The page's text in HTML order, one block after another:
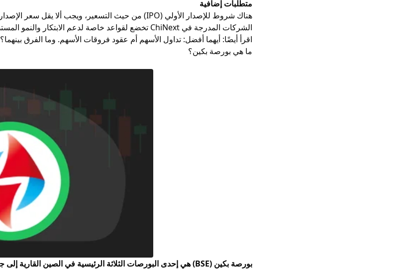
متطلبات إضافية
هناك شروط للإصدار الأولي (IPO) من حيث التسعير، ويجب ألا يقل سعر الإصدار عن نسبة محددة من السعر المرجعي.
الشركات المدرجة في ChiNext تخضع لقواعد خاصة لدعم الابتكار والنمو المستدام.
اقرأ أيضًا:أيهما أفضل: تداول الأسهم أم عقود فروقات الأسهم. وما الفرق بينهما؟
ما هي بورصة بكين؟
بورصة بكين (BSE) هي إحدى البورصات الثلاثة الرئيسية في الصين القارية إلى جانب بورصة شنغهاي وبورصة شنتشن.